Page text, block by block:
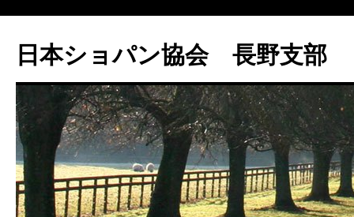
テ
ン
ス
キ
ッ
プ
日本ショパン協会 長野支部